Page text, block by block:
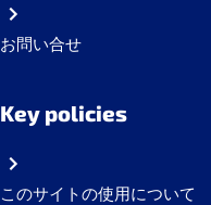
お問い合せ
Key policies
このサイトの使用について